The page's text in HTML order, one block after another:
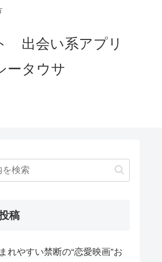
出会い系アプリ
タウサ
稿
れやすい禁断の“恋愛映画”お